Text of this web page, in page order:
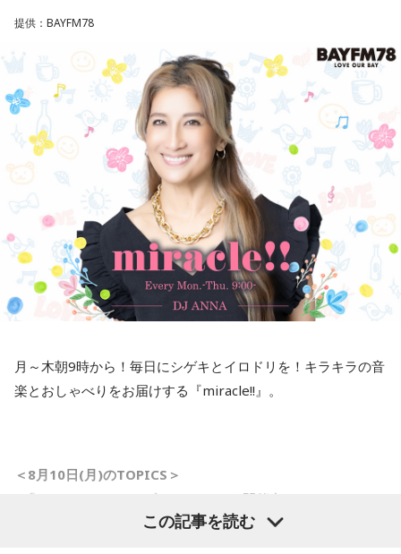
三輪田：元々は年間通して頒布していたんですけれども、あ
まりにも人気になりすぎて縫製が追いつかなくなってしまっ
たので、春にはもうないと思ってもらった方がよいかと。
小林：この記事の出る8月には絶対残ってないですよね？
三輪田：基本的には。なので、1月に来られるのがベストだと
思います。
小林：皆さん！ 半年待て！
（笑）？
最新の放送を聴く
提供：BAYFM78
月～木朝9時から！毎日にシゲキとイロドリを！キラキラの音
楽とおしゃべりをお届けする『miracle!!』。
＜8月10日(月)のTOPICS＞
■「ミラクルサマーリゾート2026」を開催中！
8月10日（月）のテーマは「夏はサンダルっしょ！」 あなた
この記事を読む